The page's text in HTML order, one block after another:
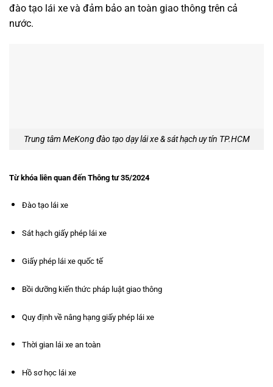
đào tạo lái xe và đảm bảo an toàn giao thông trên cả
nước.
Trung tâm MeKong đào tạo dạy lái xe & sát hạch uy tín TP.HCM
Từ khóa liên quan đến Thông tư 35/2024
Đào tạo lái xe
Sát hạch giấy phép lái xe
Giấy phép lái xe quốc tế
Bồi dưỡng kiến thức pháp luật giao thông
Quy định về nâng hạng giấy phép lái xe
Thời gian lái xe an toàn
Hồ sơ học lái xe